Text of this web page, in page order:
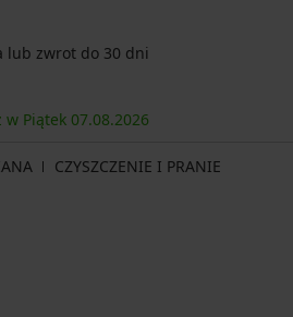
lub zwrot do 30 dni
w Piątek 07.08.2026
CZYSZCZENIE I PRANIE